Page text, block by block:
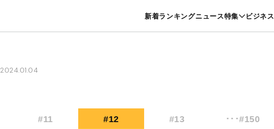
新着ランキングニュース特集 ビジネス
暮らし スポーツ ヘルスケア 美容
2024.01.04
#11 #12 #13 ･･･#150